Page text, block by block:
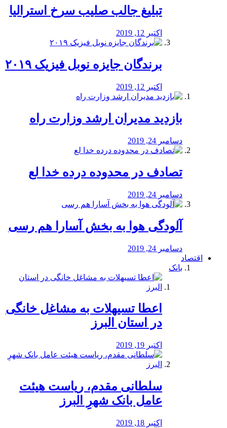
تبلیغ جالب صلیب سرخ استرالیا
اکتبر 12, 2019
برندگان جایزه نوبل فیزیک ۲۰۱۹
اکتبر 12, 2019
بازدید مدیران ارشد وزارت راه
دسامبر 24, 2019
تصادف در محدوده درده خدا لع
دسامبر 24, 2019
آلودگی هوا به بخش آسارا هم رسی
دسامبر 24, 2019
اقتصاد
بانک
️اعطا تسیهلات به مشاغل خانگی
در استان البرز
اکتبر 19, 2019
سلطانی مقدم، ریاست هیئت
عامل بانک شهرِ البرز
اکتبر 18, 2019